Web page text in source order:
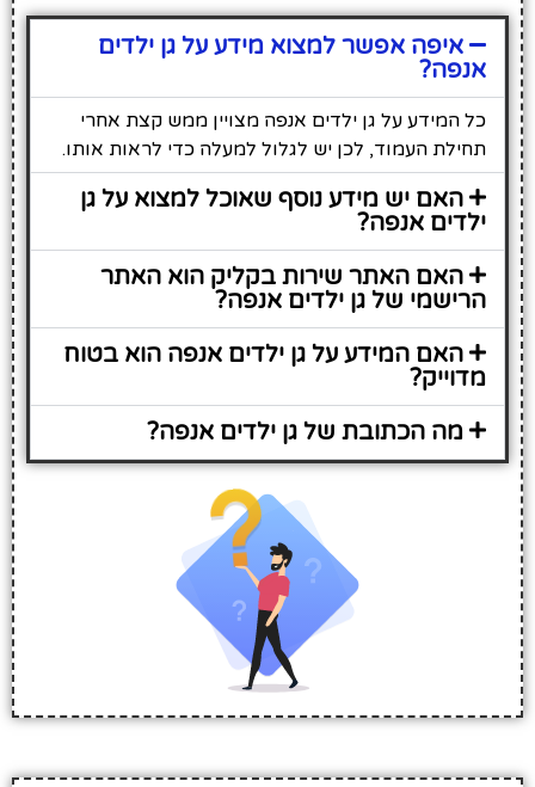
איפה אפשר למצוא מידע על גן ילדים
אנפה?
כל המידע על גן ילדים אנפה מצויין ממש קצת אחרי
תחילת העמוד, לכן יש לגלול למעלה כדי לראות אותו.
האם יש מידע נוסף שאוכל למצוא על גן
ילדים אנפה?
האם האתר שירות בקליק הוא האתר
הרישמי של גן ילדים אנפה?
האם המידע על גן ילדים אנפה הוא בטוח
מדוייק?
מה הכתובת של גן ילדים אנפה?